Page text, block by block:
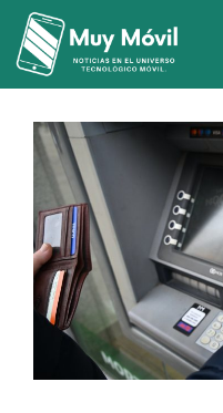
Saltar
contenido